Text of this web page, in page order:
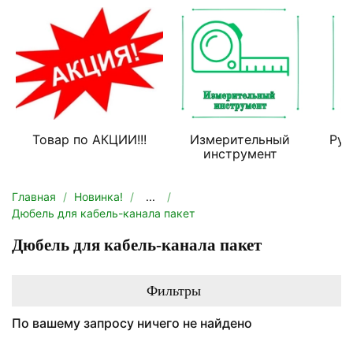
Товар по АКЦИИ!!!
Измерительный
инструмент
Главная Новинка!
...
Дюбель для кабель-канала пакет
Дюбель для кабель-канала пакет
Фильтры
По вашему запросу ничего не найдено